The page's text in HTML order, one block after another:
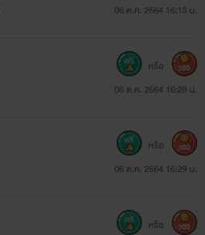
06 ต.ค. 2564 16:13 น.
06 ต.ค. 2564 16:28 น.
หรือ 300
06 ต.ค. 2564 16:29 น.
หรือ 300
หรือ 300